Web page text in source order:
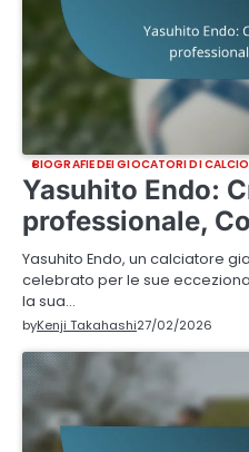
BIOGRAFIE DEI GIOCATORI DI
Yasuhito Endo:
professionale,
Yasuhito Endo, un calciatore
celebrato per le sue
la sua…
byKenji Takahashi27/02/2026